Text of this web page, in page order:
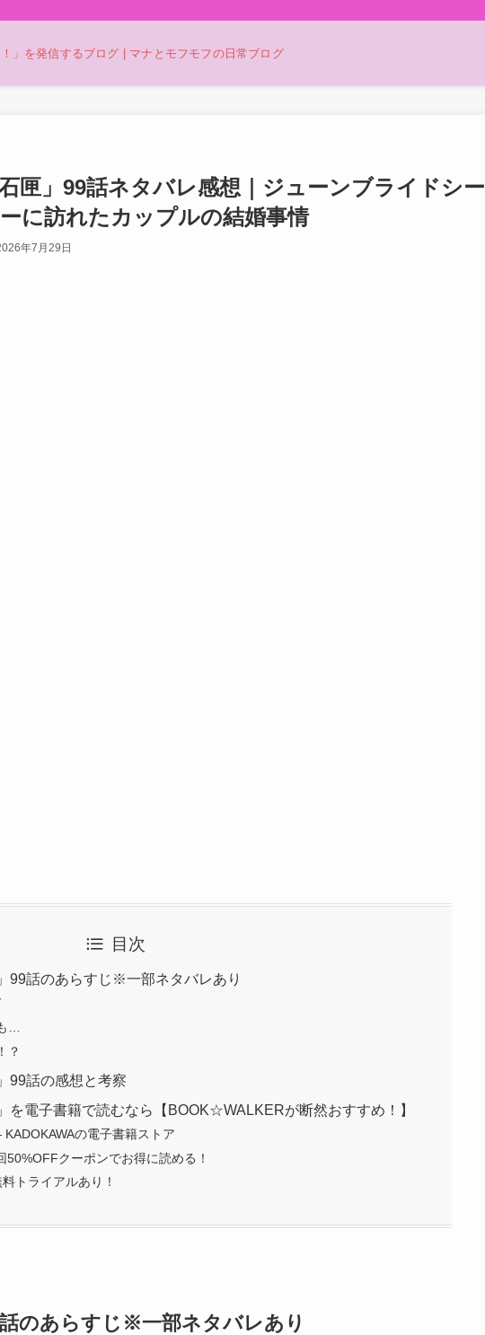
」を発信するブログ | マナとモフモフの日常ブログ
匣」99話ネタバレ感想｜ジューンブライドシー
に訪れたカップルの結婚事情
年7月29日
目次
99話のあらすじ※一部ネタバレあり
…
？
99話の感想と考察
を電子書籍で読むなら【BOOK☆WALKERが断然おすすめ！】
の電子書籍ストア
クーポンでお得に読める！
トライアルあり！
のあらすじ※一部ネタバレあり